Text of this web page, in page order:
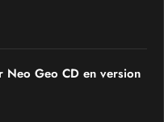
Neo Geo CD en version